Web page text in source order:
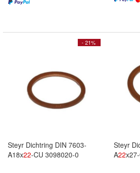
- 21%
Steyr Dichtring DIN 7603-
A18x22-CU 3098020-0
Steyr
A22